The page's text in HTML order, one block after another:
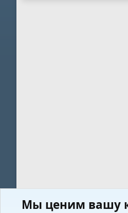
Мы ценим вашу